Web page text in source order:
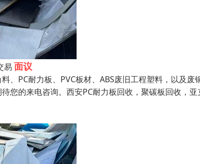
易 面议
、PC耐力板、PVC板材、ABS废旧工程塑料，以及
您的来电咨询。西安PC耐力板回收，聚碳板回收，